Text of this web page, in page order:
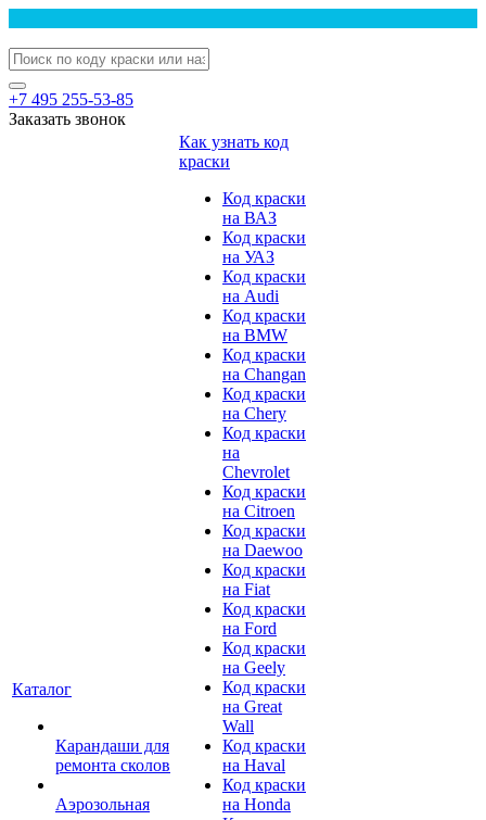
+7 495 255-53-85
Заказать звонок
Каталог
Карандаши для
ремонта сколов
Аэрозольная
Как узнать код
краски
Код краски
на ВАЗ
Код краски
на УАЗ
Код краски
на Audi
Код краски
на BMW
Код краски
на Changan
Код краски
на Chery
Код краски
на
Chevrolet
Код краски
на Citroen
Код краски
на Daewoo
Код краски
на Fiat
Код краски
на Ford
Код краски
на Geely
Код краски
на Great
Wall
Код краски
на Haval
Код краски
на Honda